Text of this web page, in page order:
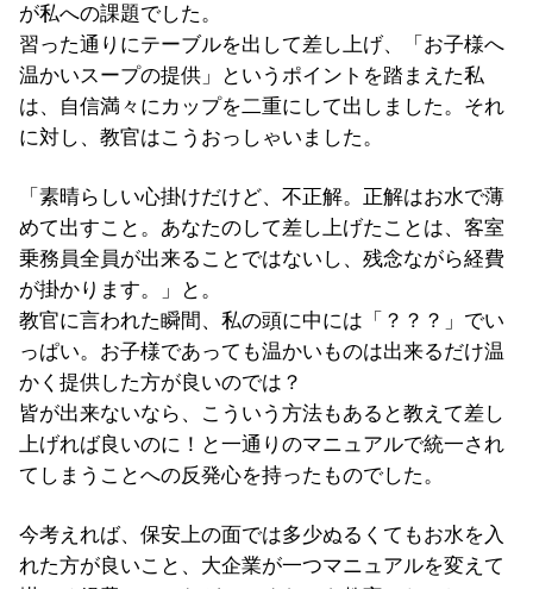
が私への課題でした。
習った通りにテーブルを出して差し上げ、「お子様へ
温かいスープの提供」というポイントを踏まえた私
は、自信満々にカップを二重にして出しました。それ
に対し、教官はこうおっしゃいました。
「素晴らしい心掛けだけど、不正解。正解はお水で薄
めて出すこと。あなたのして差し上げたことは、客室
乗務員全員が出来ることではないし、残念ながら経費
が掛かります。」と。
教官に言われた瞬間、私の頭に中には「？？？」でい
っぱい。お子様であっても温かいものは出来るだけ温
かく提供した方が良いのでは？
皆が出来ないなら、こういう方法もあると教えて差し
上げれば良いのに！と一通りのマニュアルで統一され
てしまうことへの反発心を持ったものでした。
今考えれば、保安上の面では多少ぬるくてもお水を入
れた方が良いこと、大企業が一つマニュアルを変えて